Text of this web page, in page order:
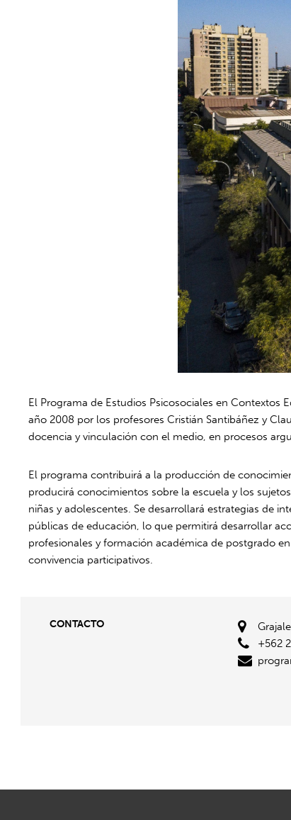
El Programa de Estudios Psicosociales en Contextos
año 2008 por los profesores Cristián Santibáñez y
docencia y vinculación con el medio, en procesos
El programa contribuirá a la producción de
producirá conocimientos sobre la escuela y los
niñas y adolescentes. Se desarrollará estrategias de
públicas de educación, lo que permitirá desarrollar
profesionales y formación académica de postgrado
convivencia participativos.
CONTACTO
+562